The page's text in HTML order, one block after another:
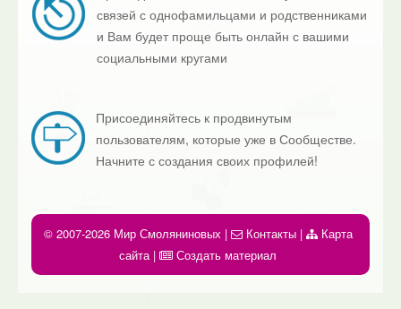
связей с однофамильцами и родственниками
и Вам будет проще быть онлайн с вашими
социальными кругами
Присоединяйтесь к продвинутым
пользователям, которые уже в Сообществе.
Начните с создания своих профилей!
© 2007-2026 Мир Смоляниновых | Контакты|
Карта
сайта| Создать материал